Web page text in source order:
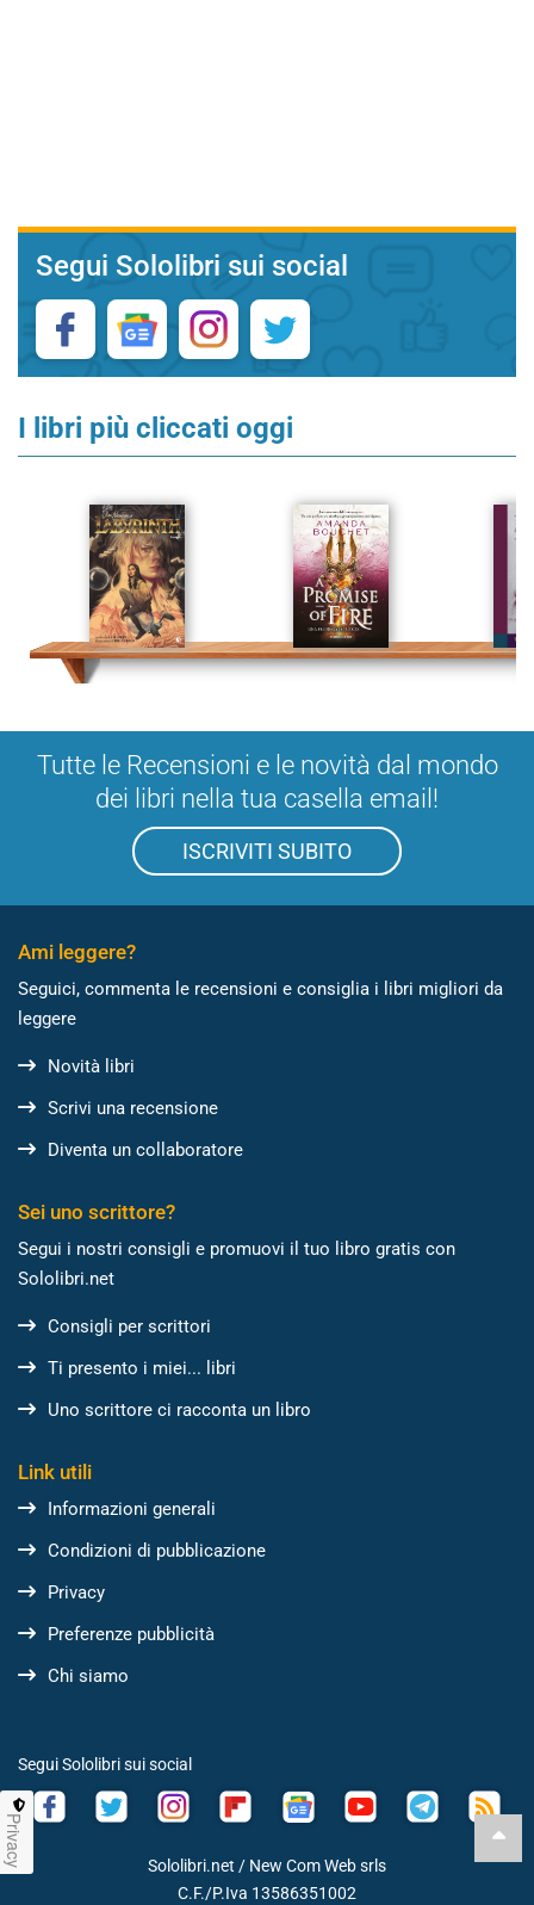
Segui Sololibri sui social
I libri più cliccati oggi
Tutte le Recensioni e le novità dal mondo
dei libri nella tua casella email!
ISCRIVITI SUBITO
Ami leggere?
Seguici, commenta le recensioni e consiglia i libri migliori da
leggere
Novità libri
Scrivi una recensione
Diventa un collaboratore
Sei uno scrittore?
Segui i nostri consigli e promuovi il tuo libro gratis con
Sololibri.net
Consigli per scrittori
Ti presento i miei... libri
Uno scrittore ci racconta un libro
Link utili
Informazioni generali
Condizioni di pubblicazione
Privacy
Preferenze pubblicità
Chi siamo
Segui Sololibri sui social
Sololibri.net / New Com Web srls
C.F./P.Iva 13586351002
Privacy